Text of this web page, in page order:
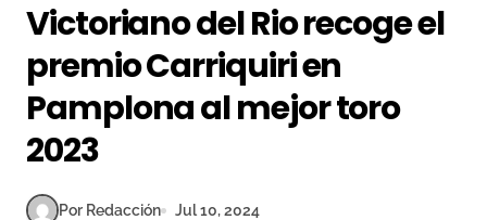
Victoriano del Rio recoge el
premio Carriquiri en
Pamplona al mejor toro
2023
Por Redacción Jul 10, 2024